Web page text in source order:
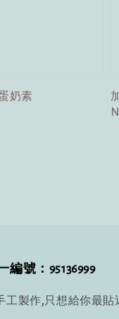
奶素
號：95136999
工製作,只想給你最